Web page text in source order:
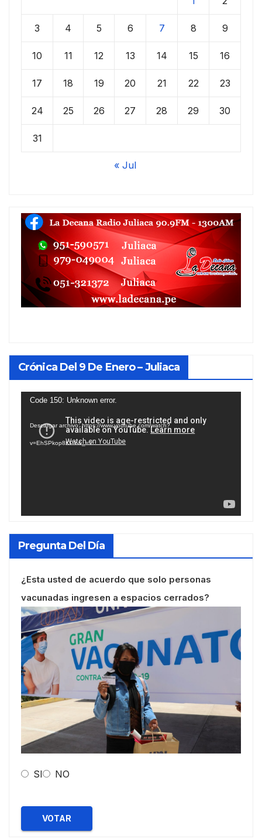
3 4 5 6 7 8 9
10 11 12 13 14 15 16
17 18 19 20 21 22 23
24 25 26 27 28 29 30
31
« Jul
Crónica Del 9 De Enero – Juliaca
Reproductor
vídeo
Code 150: Unknown error.
Descargar archivo: https://www.youtube.com/watch?
v=EhSPkop8KPY&_=1
Pregunta Del Día
¿Esta usted de acuerdo que solo personas
vacunadas ingresen a espacios cerrados?
SI NO
VOTAR